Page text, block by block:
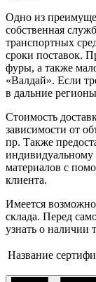
Одно из
собственная
транспортных
сроки поставок.
фуры, а также
«Валдай». Если
в дальние
Стоимость
зависимости от
пр. Также
индивидуальному
материалов с
клиента.
Имеется
склада. Перед
узнать о наличии
Название